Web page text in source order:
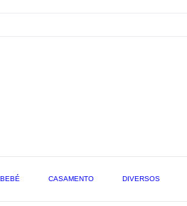
BEBÉ CASAMENTO DIVERSOS